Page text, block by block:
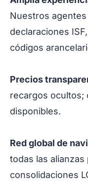
Nuestros
declaraciones
códigos
Precios
recargos ocultos;
disponibles.
Red global de
todas las
consolidaciones